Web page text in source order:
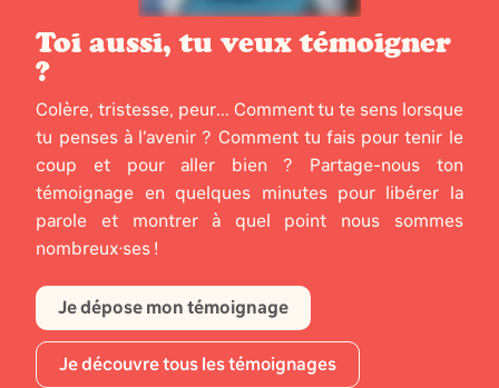
Toi aussi, tu veux témoigner
?
Colère, tristesse, peur... Comment tu te sens lorsque
tu penses à l’avenir ? Comment tu fais pour tenir le
coup et pour aller bien ? Partage-nous ton
témoignage en quelques minutes pour libérer la
parole et montrer à quel point nous sommes
nombreux·ses !
Je dépose mon témoignage
Je découvre tous les témoignages